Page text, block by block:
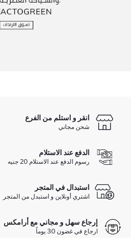
انقر و استلم من الفرع
شحن مجاني
الدفع عند الاستلام
رسوم الدفع عند الاستلام 20 جنيه
استبدال في المتجر
اشتري أونلاين و استبدل من المتجر
إرجاع سهل و مجاني مع أرامكس
ارجاع في غضون 30 يوماً